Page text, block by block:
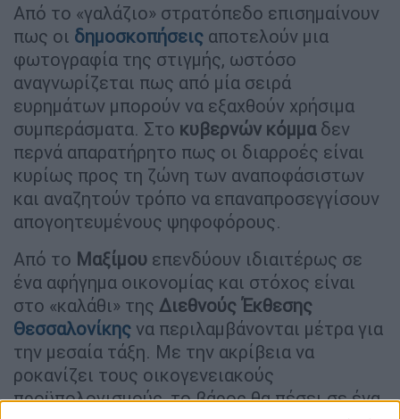
Από το «γαλάζιο» στρατόπεδο επισημαίνουν
πως οι δημοσκοπήσεις αποτελούν μια
φωτογραφία της στιγμής, ωστόσο
αναγνωρίζεται πως από μία σειρά
ευρημάτων μπορούν να εξαχθούν χρήσιμα
συμπεράσματα. Στο κυβερνών κόμμαδεν
περνά απαρατήρητο πως οι διαρροές είναι
κυρίως προς τη ζώνη των αναποφάσιστων
και αναζητούν τρόπο να επαναπροσεγγίσουν
απογοητευμένους ψηφοφόρους.
Από το Μαξίμου επενδύουν ιδιαιτέρως σε
ένα αφήγημα οικονομίας και στόχος είναι
στο «καλάθι» της Διεθνούς Έκθεσης
Θεσσαλονίκης να περιλαμβάνονται μέτρα για
την μεσαία τάξη. Με την ακρίβεια να
ροκανίζει τους οικογενειακούς
προϋπολογισμούς, το βάρος θα πέσει σε ένα